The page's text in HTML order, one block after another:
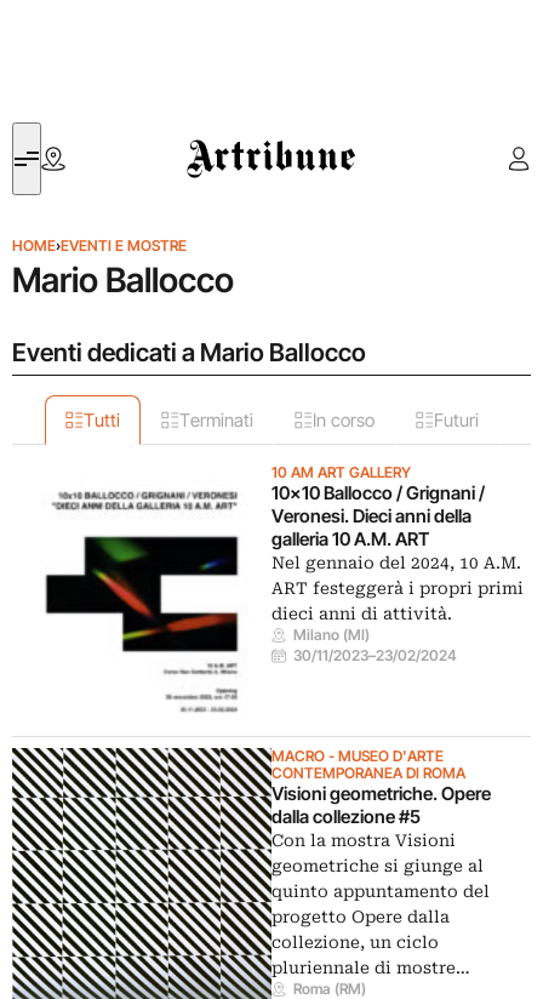
Artribune
HOME›EVENTI E MOSTRE
Mario Ballocco
Eventi dedicati a Mario Ballocco
Tutti Terminati In corso Futuri
10 AM ART GALLERY
10×10 Ballocco / Grignani /
Veronesi. Dieci anni della
galleria 10 A.M. ART
Nel gennaio del 2024, 10 A.M.
ART festeggerà i propri primi
dieci anni di attività.
Milano (MI)
30/11/2023–23/02/2024
MACRO - MUSEO D'ARTE
CONTEMPORANEA DI ROMA
Visioni geometriche. Opere
dalla collezione #5
Con la mostra Visioni
geometriche si giunge al
quinto appuntamento del
progetto Opere dalla
collezione, un ciclo
pluriennale di mostre…
Roma (RM)